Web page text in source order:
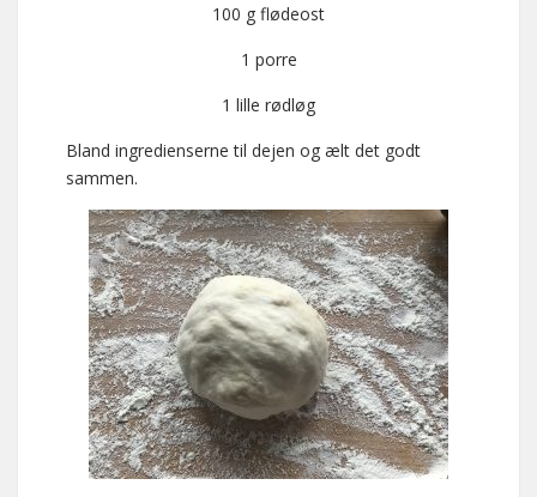
100 g flødeost
1 porre
1 lille rødløg
Bland ingredienserne til dejen og ælt det godt
sammen.